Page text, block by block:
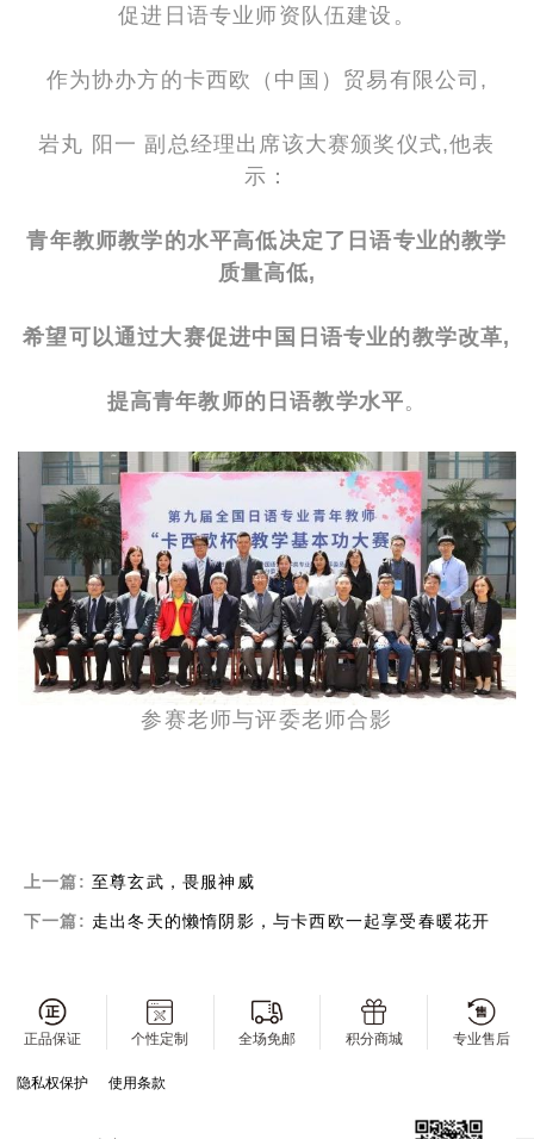
促进日语专业师资队伍建设。
作为协办方的卡西欧（中国）贸易有限公司,
岩丸 阳一 副总经理出席该大赛颁奖仪式,他表
示：
青年教师教学的水平高低决定了 日语专业的教学
质量高低,
希望可以通过大赛促进中国日语专业的教学改革,
提高青年教师的日语教学水平。
参赛老师与评委老师合影
上一篇: 至尊玄武，畏服神威
下一篇: 走出冬天的懒惰阴影，与卡西欧一起享受春暖花开
正品保证 个性定制 全场免邮 积分商城 专业售后
隐私权保护 使用条款